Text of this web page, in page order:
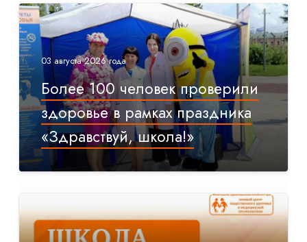
03 августа 2026 года
Более 100 человек проверили
здоровье в рамках праздника
«Здравствуй, школа!»